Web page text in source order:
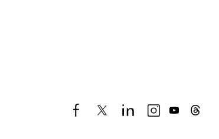
facebooktwitterlinkedininstagram
youtubethreads